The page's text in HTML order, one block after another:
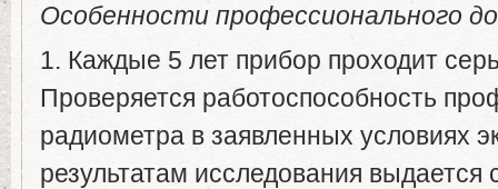
Особенности профессионального
1. Каждые 5 лет прибор проходит
Проверяется работоспособность
радиометра в заявленных условиях
результатам исследования выдается